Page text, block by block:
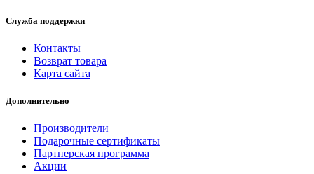
Служба поддержки
Контакты
Возврат товара
Карта сайта
Дополнительно
Производители
Подарочные сертификаты
Партнерская программа
Акции